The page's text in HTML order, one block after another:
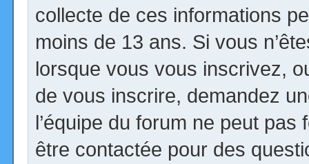
collecte de ces informations
moins de 13 ans. Si vous
lorsque vous vous inscrivez,
de vous inscrire, demandez
l’équipe du forum ne peut
être contactée pour des